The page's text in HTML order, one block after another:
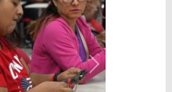
Next